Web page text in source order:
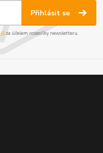
Přihlásit se
za účelem rozesílky newsletteru.